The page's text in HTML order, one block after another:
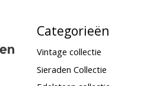
Categorieën
Vintage collectie
Sieraden Collectie